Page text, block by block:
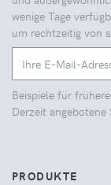
wenige Tage
um rechtzeitig von
Beispiele für
Derzeit angebotene
PRODUKTE